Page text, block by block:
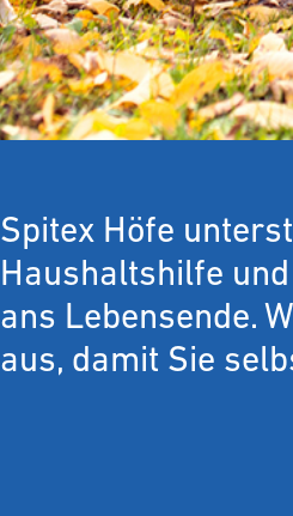
Spitex Höfe
Haushaltshilfe
ans Lebensende.
aus, damit Sie